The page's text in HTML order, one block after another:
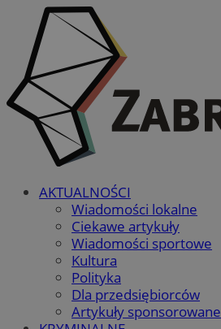
AKTUALNOŚCI
Wiadomości lokalne
Ciekawe artykuły
Wiadomości sportowe
Kultura
Polityka
Dla przedsiębiorców
Artykuły sponsorowane